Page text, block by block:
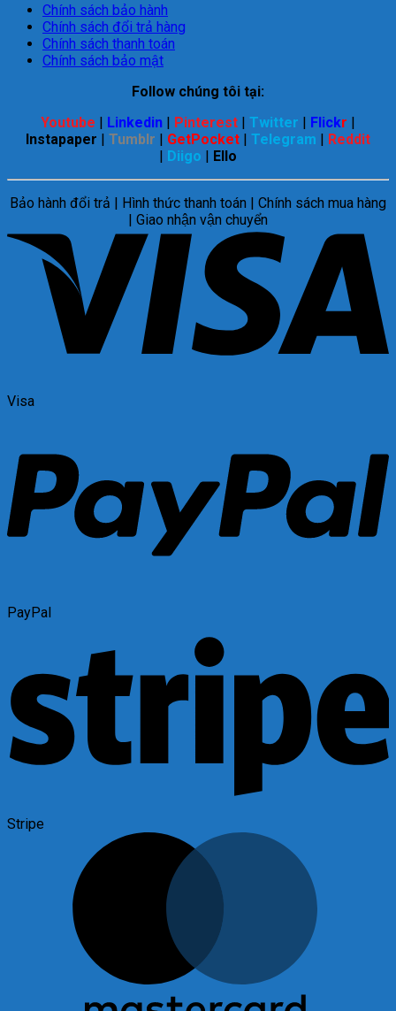
Chính sách bảo hành
Chính sách đổi trả hàng
Chính sách thanh toán
Chính sách bảo mật
Follow chúng tôi tại:
Youtube | Linkedin | Pinterest | Twitter | Flickr |
Instapaper | Tumblr | GetPocket | Telegram | Reddit
| Diigo | Ello
Bảo hành đổi trả | Hình thức thanh toán | Chính sách mua hàng
| Giao nhận vận chuyển
Visa
PayPal
Stripe